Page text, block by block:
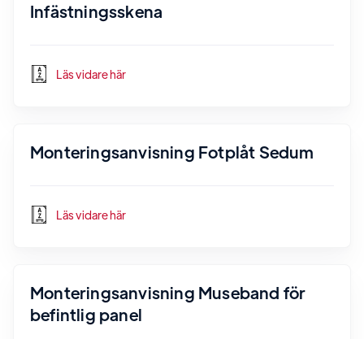
Infästningsskena
Läs vidare här
Monteringsanvisning Fotplåt Sedum
Läs vidare här
Monteringsanvisning Museband för
befintlig panel